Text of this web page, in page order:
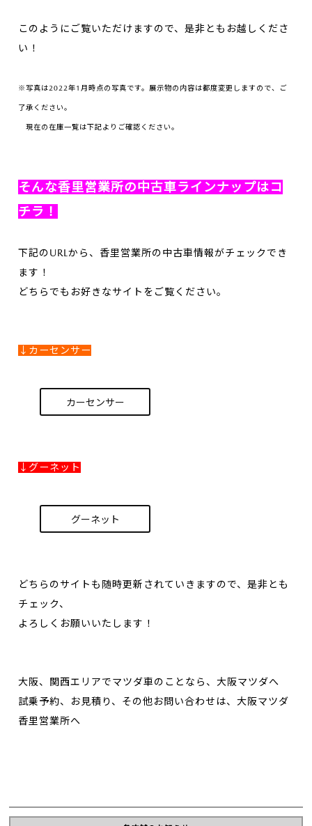
このようにご覧いただけますので、是非ともお越しくださ
い！
※写真は2022年1月時点の写真です。展示物の内容は都度変更しますので、ご
了承ください。
現在の在庫一覧は下記よりご確認ください。
そんな香里営業所の中古車ラインナップはコ
チラ！
下記のURLから、香里営業所の中古車情報がチェックでき
ます！
どちらでもお好きなサイトをご覧ください。
↓カーセンサー
カーセンサー
↓グーネット
グーネット
どちらのサイトも随時更新されていきますので、是非とも
チェック、
よろしくお願いいたします！
大阪、関西エリアでマツダ車のことなら、大阪マツダへ
試乗予約、お見積り、その他お問い合わせは、大阪マツダ
香里営業所へ